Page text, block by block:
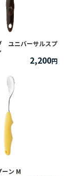
ユニバーサルスプ
2,200
ン M